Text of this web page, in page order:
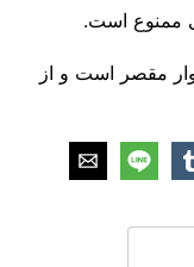
ممنوع است.
مقصر است و از